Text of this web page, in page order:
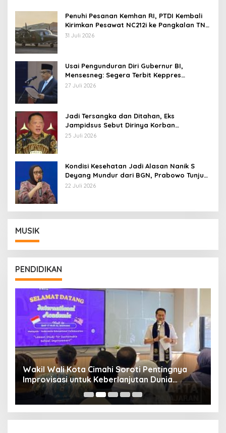
Penuhi Pesanan Kemhan RI, PTDI Kembali
Kirimkan Pesawat NC212i ke Pangkalan TNI
AU
31 Juli 2026
Usai Pengunduran Diri Gubernur BI,
Mensesneg: Segera Terbit Keppres
Pemberhentian dengan Hormat
27 Juli 2026
Jadi Tersangka dan Ditahan, Eks
Jampidsus Sebut Dirinya Korban
Kriminalisasi
25 Juli 2026
Kondisi Kesehatan Jadi Alasan Nanik S
Deyang Mundur dari BGN, Prabowo Tunjuk
Wamentan Sudaryono
22 Juli 2026
MUSIK
PENDIDIKAN
Wakil Wali Kota Cimahi Soroti Pentingnya
Improvisasi untuk Keberlanjutan Dunia
Pendidikan